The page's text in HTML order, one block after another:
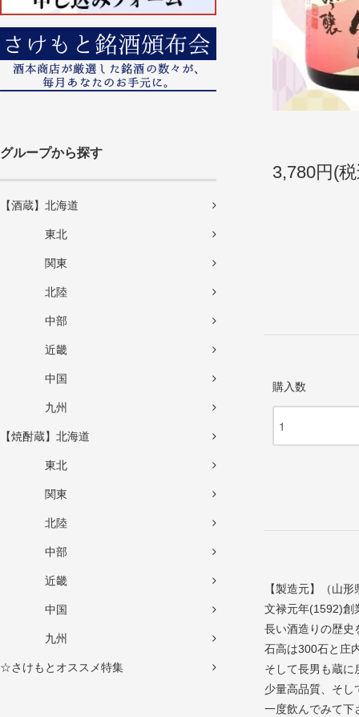
グループから探す
【酒蔵】北海道
東北
関東
北陸
中部
近畿
中国
九州
【焼酎蔵】北海道
東北
関東
北陸
中部
近畿
中国
九州
☆さけもとオススメ特集
3,780円(
購入数
【製造元】（山
文禄元年(1592)創
長い酒造りの歴史
石高は300石と庄
そして長男も蔵に
少量高品質、そし
一度飲んでみて下